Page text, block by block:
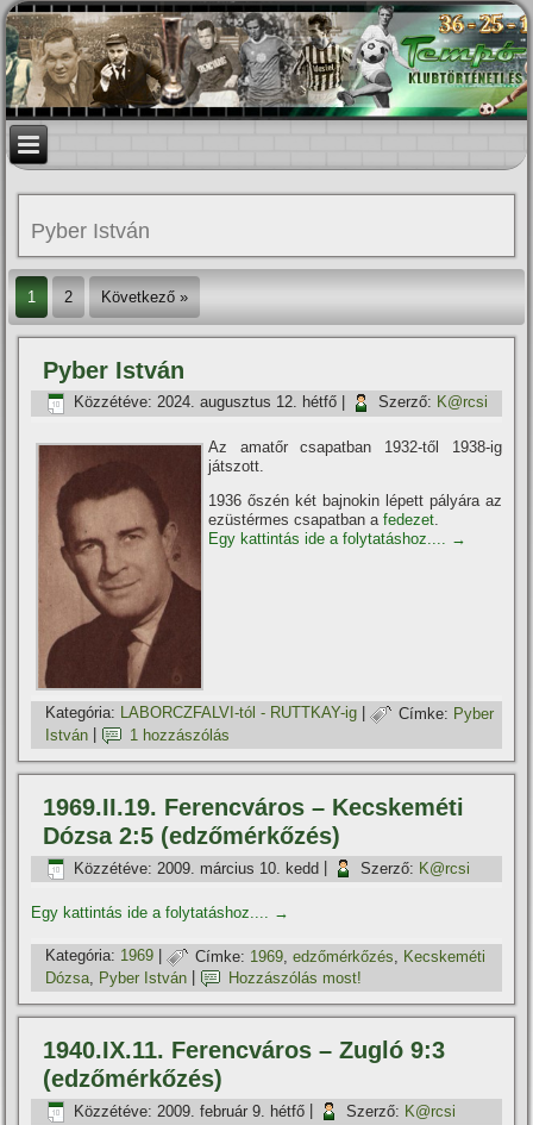
Pyber István
1 2 Következő »
Pyber István
Közzétéve: 2024. augusztus 12. hétfő Szerző: K@rcsi
Az amatőr csapatban 1932-től 1938-ig
játszott.
1936 őszén két bajnokin lépett pályára az
ezüstérmes csapatban afedezet.
Egy kattintás ide a folytatáshoz.... →
Kategória: LABORCZFALVI-tól - RUTTKAY-ig | Címke: Pyber
István
1 hozzászólás
1969.II.19. Ferencváros – Kecskeméti
Dózsa 2:5 (edzőmérkőzés)
Közzétéve: 2009. március 10. kedd Szerző: K@rcsi
Egy kattintás ide a folytatáshoz.... →
Kategória: 1969 | Címke: 1969 ,edzőmérkőzés
Kecskeméti
Dózsa
Pyber István Hozzászólás most!
1940.IX.11. Ferencváros – Zugló 9:3
(edzőmérkőzés)
Közzétéve: 2009. február 9. hétfő Szerző: K@rcsi